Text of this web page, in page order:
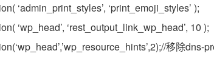
‘admin_print_styles’, ‘print_emoji_styles’ );
‘wp_head’, ‘rest_output_link_wp_head’, 10 );
移除dns-